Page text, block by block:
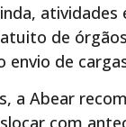
atividades
de
envio de
a Abear
com